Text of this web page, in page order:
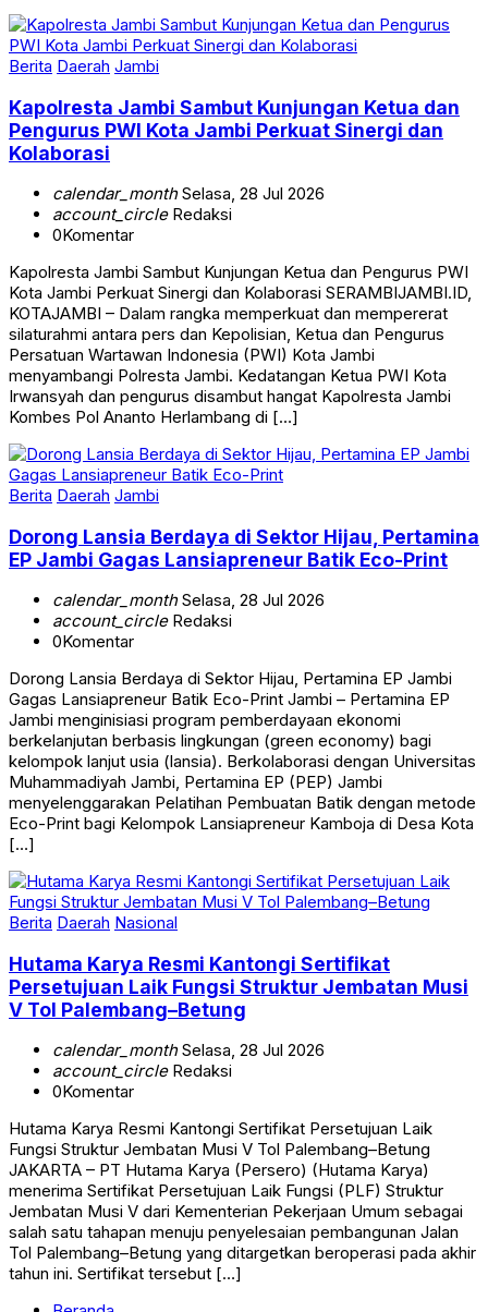
Berita Daerah Jambi
Kapolresta Jambi Sambut Kunjungan Ketua dan
Pengurus PWI Kota Jambi Perkuat Sinergi dan
Kolaborasi
calendar_monthSelasa, 28 Jul 2026
account_circleRedaksi
0Komentar
Kapolresta Jambi Sambut Kunjungan Ketua dan Pengurus PWI
Kota Jambi Perkuat Sinergi dan Kolaborasi SERAMBIJAMBI.ID,
KOTAJAMBI – Dalam rangka memperkuat dan mempererat
silaturahmi antara pers dan Kepolisian, Ketua dan Pengurus
Persatuan Wartawan Indonesia (PWI) Kota Jambi
menyambangi Polresta Jambi. Kedatangan Ketua PWI Kota
Irwansyah dan pengurus disambut hangat Kapolresta Jambi
Kombes Pol Ananto Herlambang di […]
Berita Daerah Jambi
Dorong Lansia Berdaya di Sektor Hijau, Pertamina
EP Jambi Gagas Lansiapreneur Batik Eco-Print
calendar_monthSelasa, 28 Jul 2026
account_circleRedaksi
0Komentar
Dorong Lansia Berdaya di Sektor Hijau, Pertamina EP Jambi
Gagas Lansiapreneur Batik Eco-Print Jambi – Pertamina EP
Jambi menginisiasi program pemberdayaan ekonomi
berkelanjutan berbasis lingkungan (green economy) bagi
kelompok lanjut usia (lansia). Berkolaborasi dengan Universitas
Muhammadiyah Jambi, Pertamina EP (PEP) Jambi
menyelenggarakan Pelatihan Pembuatan Batik dengan metode
Eco-Print bagi Kelompok Lansiapreneur Kamboja di Desa Kota
[…]
Berita Daerah Nasional
Hutama Karya Resmi Kantongi Sertifikat
Persetujuan Laik Fungsi Struktur Jembatan Musi
V Tol Palembang–Betung
calendar_monthSelasa, 28 Jul 2026
account_circleRedaksi
0Komentar
Hutama Karya Resmi Kantongi Sertifikat Persetujuan Laik
Fungsi Struktur Jembatan Musi V Tol Palembang–Betung
JAKARTA – PT Hutama Karya (Persero) (Hutama Karya)
menerima Sertifikat Persetujuan Laik Fungsi (PLF) Struktur
Jembatan Musi V dari Kementerian Pekerjaan Umum sebagai
salah satu tahapan menuju penyelesaian pembangunan Jalan
Tol Palembang–Betung yang ditargetkan beroperasi pada akhir
tahun ini. Sertifikat tersebut […]